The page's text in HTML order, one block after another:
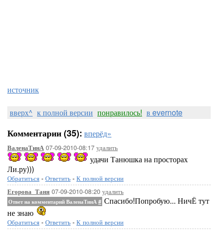
источник
вверх^ к полной версии понравилось! в evernote
Комментарии (35): вперёд»
ВаленаТинА 07-09-2010-08:17 удалить
удачи Танюшка на просторах
Ли.ру)))
Обратиться - Ответить - К полной версии
Егорова_Таня 07-09-2010-08:20 удалить
Ответ на комментарий ВаленаТинА # Спасибо!Попробую... НичЁ тут
не знаю
Обратиться - Ответить - К полной версии